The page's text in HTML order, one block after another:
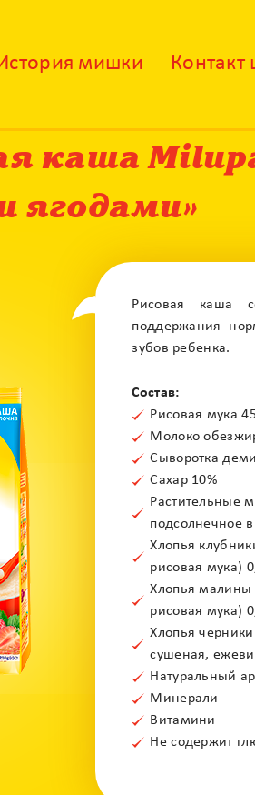
мишки Контакт
каша
ягодами»
Рисовая каша
поддержания
зубов ребенка.
Состав:
Рисовая мука
Молоко
Сыворотка
Сахар 10%
Растительные
подсолнечное
Хлопья
рисовая мука)
Хлопья
рисовая мука)
Хлопья
сушеная,
Натуральный
Минерали
Витамини
Не содержит